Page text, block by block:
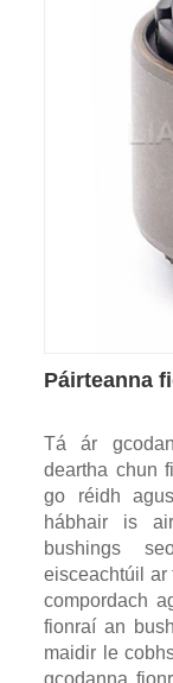
Páirteanna
Tá ár
deartha chun
go réidh
hábhair is
bushings
eisceachtúil ar
compordach
fionraí an
maidir le
gcodanna